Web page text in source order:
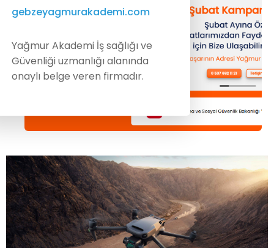
gebzeyagmurakademi.com
Yağmur Akademi İş sağlığı ve
Güvenliği uzmanlığı alanında
onaylı belge veren firmadır.